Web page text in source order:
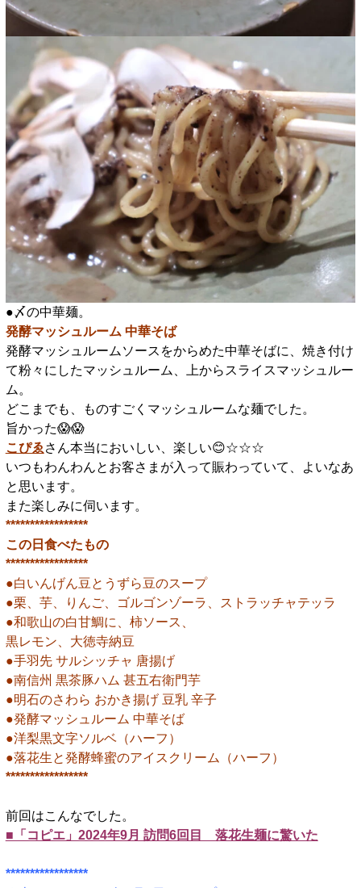
●〆の中華麺。
発酵マッシュルーム 中華そば
発酵マッシュルームソースをからめた中華そばに、焼き付け
て粉々にしたマッシュルーム、上からスライスマッシュルー
ム。
どこまでも、ものすごくマッシュルームな麺でした。
旨かった😱😱
こぴゑ さん本当においしい、楽しい😊☆☆☆
いつもわんわんとお客さまが入って賑わっていて、よいなあ
と思います。
また楽しみに伺います。
*****************
この日食べたもの
*****************
●白いんげん豆とうずら豆のスープ
●栗、芋、りんご、ゴルゴンゾーラ、ストラッチャテッラ
●和歌山の白甘鯛に、柿ソース、
黒レモン、大徳寺納豆
●手羽先 サルシッチャ 唐揚げ
●南信州 黒茶豚ハム 甚五右衛門芋
●明石のさわら おかき揚げ 豆乳 辛子
●発酵マッシュルーム 中華そば
●洋梨黒文字ソルベ（ハーフ）
●落花生と発酵蜂蜜のアイスクリーム（ハーフ）
*****************
前回はこんなでした。
■「コピエ」2024年9月 訪問6回目 落花生麺に驚いた
*****************